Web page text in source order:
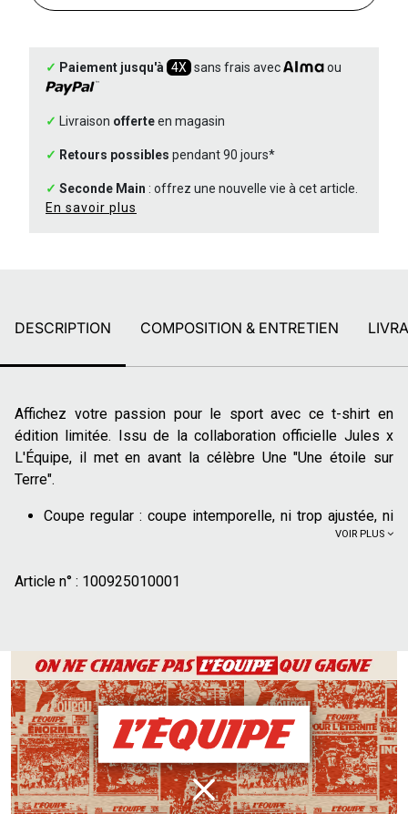
✓ Paiement jusqu'à 4X sans frais avec ou
✓ Livraison offerteen magasin
✓ Retours possibles pendant 90 jours*
✓ Seconde Main : offrez une nouvelle vie à cet article.
En savoir plus
DESCRIPTION COMPOSITION & ENTRETIEN
Affichez votre passion pour le sport avec ce t-shirt en
édition limitée. Issu de la collaboration officielle Jules x
L'Équipe, il met en avant la célèbre Une "Une étoile sur
Terre".
Coupe regular : coupe intemporelle, ni trop ajustée, ni
Col rond et manches courtes
100% coton issu de l'agriculture biologiquecultivé
sans produits chimiques de synthèse (pesticides,
insecticides, engrais). Plus de 70% des cultures de
coton issu de l'agriculture biologique n'utilisent pas
d'irrigation artificielle et se contentent de l'eau de pluie
Pour un look décontracté et efficace, associez ce t-shirt
VOIR PLUS
Article n° : 100925010001